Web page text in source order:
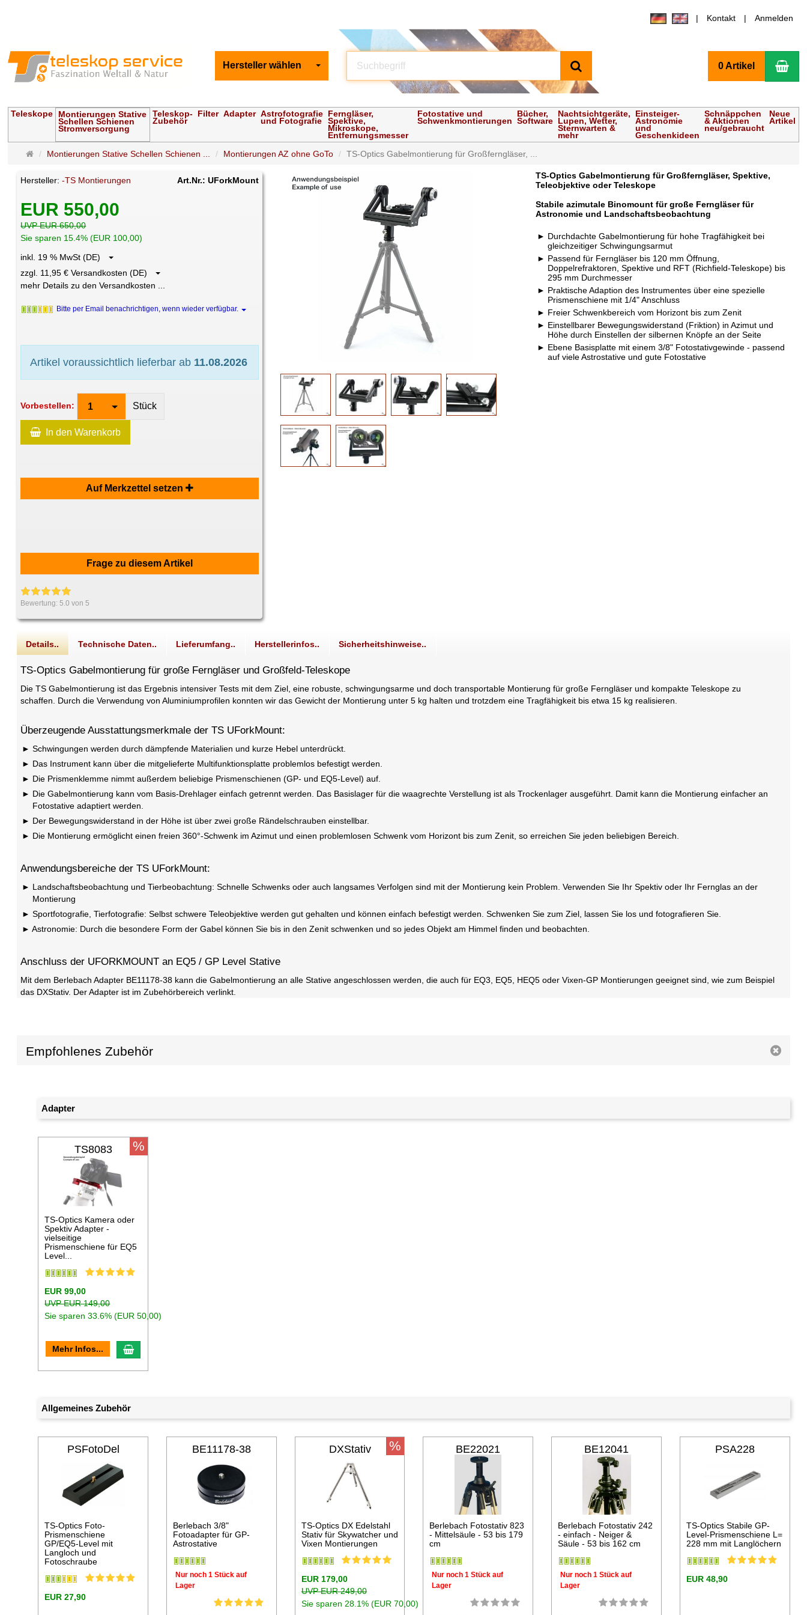
Kontakt Anmelden
Hersteller wählen 0 Artikel
Teleskope Montierungen Stative
Schellen Schienen
Stromversorgung
Teleskop-
Zubehör
Filter Adapter Astrofotografie
und Fotografie
Ferngläser,
Spektive,
Mikroskope,
Entfernungsmesser
Fotostative und
Schwenkmontierungen
Bücher,
Software
Nachtsichtgeräte,
Lupen, Wetter,
Sternwarten &
mehr
Einsteiger-
Astronomie
und
Geschenkideen
Schnäppchen
& Aktionen
neu/gebraucht
Neue
Artikel
Startseite
Montierungen Stative Schellen Schienen ... Montierungen AZ ohne GoTo TS-Optics Gabelmontierung für Großferngläser, ...
Hersteller:-TS Montierungen Art.Nr.: UForkMount
EUR 550,00
UVP EUR 650,00
Sie sparen 15.4% (EUR 100,00)
inkl. 19 % MwSt (DE)
zzgl. 11,95 € Versandkosten (DE)
mehr Details zu den Versandkosten ...
Bitte per Email benachrichtigen, wenn wieder verfügbar.
Artikel voraussichtlich lieferbar ab 11.08.2026
Vorbestellen: 1 Stück
In den Warenkorb
Auf Merkzettel setzen
Frage zu diesem Artikel
Bewertung:5.0 von 5
TS-Optics Gabelmontierung für Großferngläser, Spektive,
Teleobjektive oder Teleskope
Stabile azimutale Binomount für große Ferngläser für
Astronomie und Landschaftsbeobachtung
Durchdachte Gabelmontierung für hohe Tragfähigkeit bei
gleichzeitiger Schwingungsarmut
Passend für Ferngläser bis 120 mm Öffnung,
Doppelrefraktoren, Spektive und RFT (Richfield-Teleskope) bis
295 mm Durchmesser
Praktische Adaption des Instrumentes über eine spezielle
Prismenschiene mit 1/4" Anschluss
Freier Schwenkbereich vom Horizont bis zum Zenit
Einstellbarer Bewegungswiderstand (Friktion) in Azimut und
Höhe durch Einstellen der silbernen Knöpfe an der Seite
Ebene Basisplatte mit einem 3/8" Fotostativgewinde - passend
auf viele Astrostative und gute Fotostative
Details.. Technische Daten.. Lieferumfang.. Herstellerinfos.. Sicherheitshinweise..
TS-Optics Gabelmontierung für große Ferngläser und Großfeld-Teleskope
Die TS Gabelmontierung ist das Ergebnis intensiver Tests mit dem Ziel, eine robuste, schwingungsarme und doch transportable Montierung für große Ferngläser und kompakte Teleskope zu
schaffen. Durch die Verwendung von Aluminiumprofilen konnten wir das Gewicht der Montierung unter 5 kg halten und trotzdem eine Tragfähigkeit bis etwa 15 kg realisieren.
Überzeugende Ausstattungsmerkmale der TS UForkMount:
Schwingungen werden durch dämpfende Materialien und kurze Hebel unterdrückt.
Das Instrument kann über die mitgelieferte Multifunktionsplatte problemlos befestigt werden.
Die Prismenklemme nimmt außerdem beliebige Prismenschienen (GP- und EQ5-Level) auf.
Die Gabelmontierung kann vom Basis-Drehlager einfach getrennt werden. Das Basislager für die waagrechte Verstellung ist als Trockenlager ausgeführt. Damit kann die Montierung einfacher an
Fotostative adaptiert werden.
Der Bewegungswiderstand in der Höhe ist über zwei große Rändelschrauben einstellbar.
Die Montierung ermöglicht einen freien 360°-Schwenk im Azimut und einen problemlosen Schwenk vom Horizont bis zum Zenit, so erreichen Sie jeden beliebigen Bereich.
Anwendungsbereiche der TS UForkMount:
Landschaftsbeobachtung und Tierbeobachtung: Schnelle Schwenks oder auch langsames Verfolgen sind mit der Montierung kein Problem. Verwenden Sie Ihr Spektiv oder Ihr Fernglas an der
Montierung
Sportfotografie, Tierfotografie: Selbst schwere Teleobjektive werden gut gehalten und können einfach befestigt werden. Schwenken Sie zum Ziel, lassen Sie los und fotografieren Sie.
Astronomie: Durch die besondere Form der Gabel können Sie bis in den Zenit schwenken und so jedes Objekt am Himmel finden und beobachten.
Anschluss der UFORKMOUNT an EQ5 / GP Level Stative
Mit dem Berlebach Adapter BE11178-38 kann die Gabelmontierung an alle Stative angeschlossen werden, die auch für EQ3, EQ5, HEQ5 oder Vixen-GP Montierungen geeignet sind, wie zum Beispiel
das DXStativ. Der Adapter ist im Zubehörbereich verlinkt.
Empfohlenes Zubehör
Adapter
TS8083
TS-Optics Kamera oder
Spektiv Adapter -
vielseitige
Prismenschiene für EQ5
Level...
EUR 99,00
UVP EUR 149,00
Sie sparen 33.6% (EUR 50,00)
Mehr Infos... In den Warenkorb
%
Allgemeines Zubehör
PSFotoDel
TS-Optics Foto-
Prismenschiene
GP/EQ5-Level mit
Langloch und
Fotoschraube
EUR 27,90
BE11178-38
Berlebach 3/8"
Fotoadapter für GP-
Astrostative
Nur noch 1 Stück auf
Lager
DXStativ
TS-Optics DX Edelstahl
Stativ für Skywatcher und
Vixen Montierungen
EUR 179,00
UVP EUR 249,00
Sie sparen 28.1% (EUR 70,00)
% BE22021
Berlebach Fotostativ 823
- Mittelsäule - 53 bis 179
cm
Nur noch 1 Stück auf
Lager
BE12041
Berlebach Fotostativ 242
- einfach - Neiger &
Säule - 53 bis 162 cm
Nur noch 1 Stück auf
Lager
PSA228
TS-Optics Stabile GP-
Level-Prismenschiene L=
228 mm mit Langlöchern
EUR 48,90